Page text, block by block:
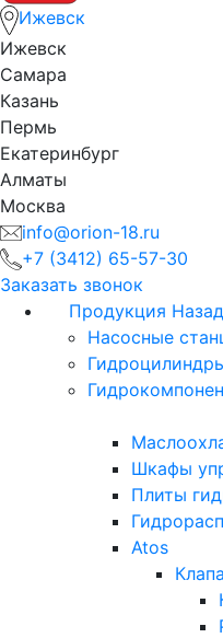
Ижевск
Ижевск
Самара
Казань
Пермь
Екатеринбург
Алматы
Москва
info@orion-18.ru
+7 (3412) 65-57-30
Заказать звонок
Продукция Назад
Насосные
Шкафы
Плиты
Atos